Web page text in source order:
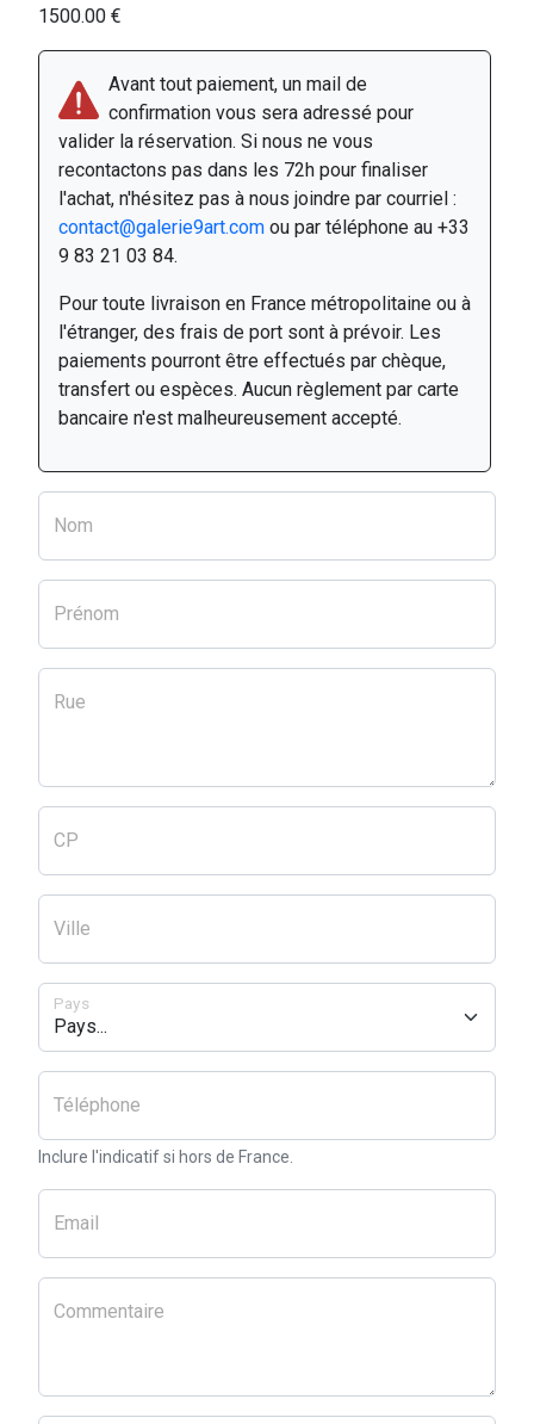
1500.00 €
Avant tout paiement, un mail de
confirmation vous sera adressé pour
valider la réservation. Si nous ne vous
recontactons pas dans les 72h pour finaliser
l'achat, n'hésitez pas à nous joindre par courriel :
contact@galerie9art.com ou par téléphone au +33
9 83 21 03 84.
Pour toute livraison en France métropolitaine ou à
l'étranger, des frais de port sont à prévoir. Les
paiements pourront être effectués par chèque,
transfert ou espèces. Aucun règlement par carte
bancaire n'est malheureusement accepté.
Nom
Prénom
Rue
CP
Ville
Pays
Téléphone
Inclure l'indicatif si hors de France.
Email
Commentaire